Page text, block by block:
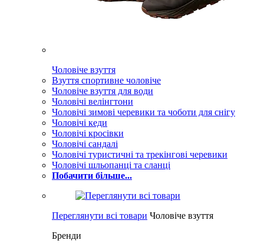
Чоловіче взуття
Взуття спортивне чоловіче
Чоловіче взуття для води
Чоловічі велінгтони
Чоловічі зимові черевики та чоботи для снігу
Чоловічі кеди
Чоловічі кросівки
Чоловічі сандалі
Чоловічі туристичні та трекінгові черевики
Чоловічі шльопанці та сланці
Побачити більше...
Переглянути всі товари Чоловіче взуття
Бренди